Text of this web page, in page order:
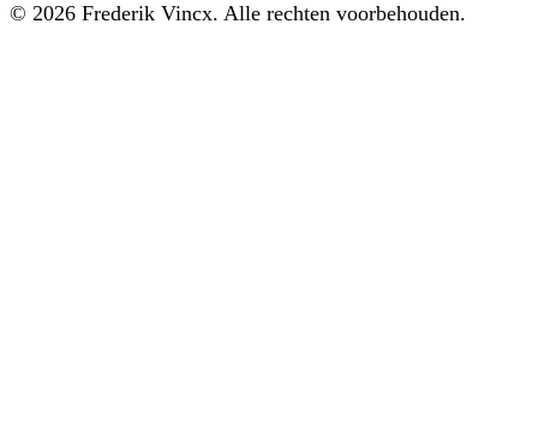
© 2026 Frederik Vincx. Alle rechten voorbehouden.